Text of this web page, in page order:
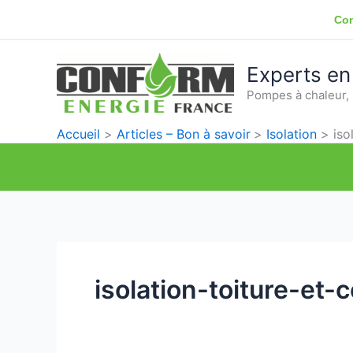
Experts
Pompes à
Accueil Articles – Bon à savoir Isolation
isolation-toiture-et-